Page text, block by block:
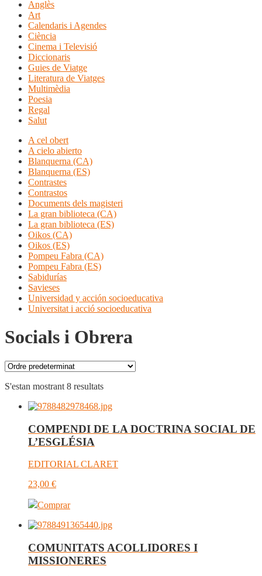
Anglès
Art
Calendaris i Agendes
Ciència
Cinema i Televisió
Diccionaris
Guies de Viatge
Literatura de Viatges
Multimèdia
Poesia
Regal
Salut
A cel obert
A cielo abierto
Blanquerna (CA)
Blanquerna (ES)
Contrastes
Contrastos
Documents dels magisteri
La gran biblioteca (CA)
La gran biblioteca (ES)
Oikos (CA)
Oikos (ES)
Pompeu Fabra (CA)
Pompeu Fabra (ES)
Sabidurías
Savieses
Universidad y acción socioeducativa
Universitat i acció socioeducativa
Socials i Obrera
S'estan mostrant 8 resultats
COMPENDI DE LA DOCTRINA SOCIAL DE
L’ESGLÉSIA
EDITORIAL CLARET
23,00 €
Comprar
COMUNITATS ACOLLIDORES I
MISSIONERES